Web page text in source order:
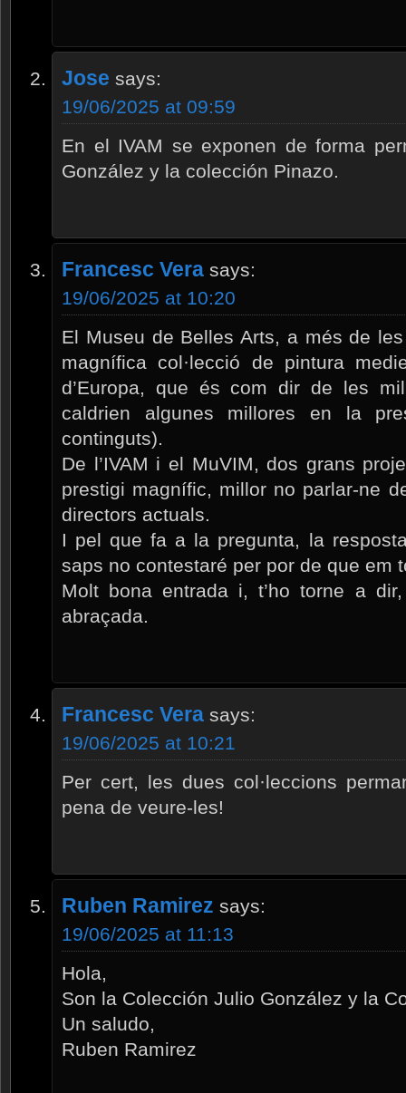
Jose says:
19/06/2025 at 09:59
En el IVAM se exponen de forma
González y la colección Pinazo.
Francesc Vera says:
19/06/2025 at 10:20
El Museu de Belles Arts, a més de
magnífica col·lecció de pintura
d’Europa, que és com dir de les
caldrien algunes millores en la
continguts).
De l’IVAM i el MuVIM, dos grans
prestigi magnífic, millor no parlar-ne
directors actuals.
I pel que fa a la pregunta, la
saps no contestaré per por de que em
Molt bona entrada i, t’ho torne a
abraçada.
Francesc Vera says:
19/06/2025 at 10:21
Per cert, les dues col·leccions
pena de veure-les!
Ruben Ramirez says:
19/06/2025 at 11:13
Hola,
Son la Colección Julio González y la
Un saludo,
Ruben Ramirez